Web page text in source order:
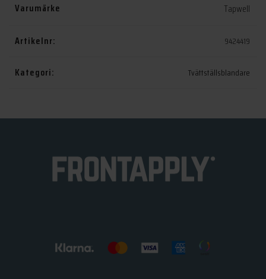
Varumärke Tapwell
Artikelnr: 9424419
Kategori: Tvättställsblandare